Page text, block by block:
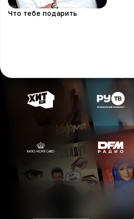
Что тебе подарить